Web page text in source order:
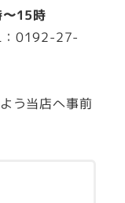
15時
：0192-27-
う当店へ事前